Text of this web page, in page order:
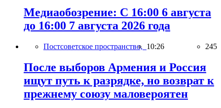
Медиаобозрение: С 16:00 6 августа
до 16:00 7 августа 2026 года
Постсоветское пространство, 10:26 245
После выборов Армения и Россия
ищут путь к разрядке, но возврат к
прежнему союзу маловероятен